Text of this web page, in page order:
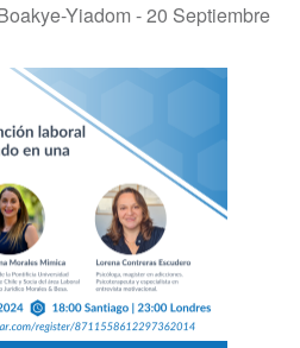
Yiadom -20 Septiembre